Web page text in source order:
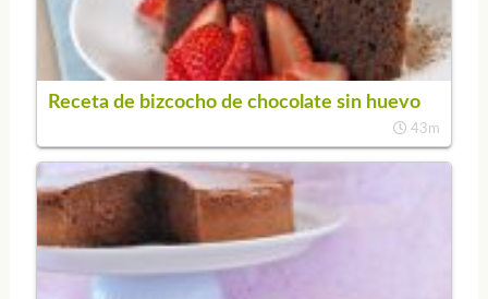
Receta de bizcocho de chocolate sin huevo
43m